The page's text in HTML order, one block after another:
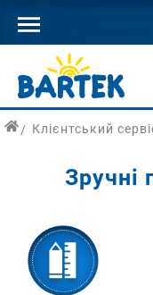
800
502
144
Дитяче
взуття
розвитку
доставкою
по
Україні.
Клієнтський
Зручні